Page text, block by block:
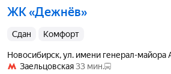
ЖК «Дежнёв»
Сдан комфорт
Заельцовская33 мин.
Новосибирск,ул. имени генерал-майора